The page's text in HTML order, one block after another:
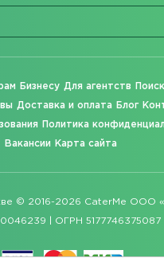
Бизнесу Для агентств
Доставка и оплата Блог
Политика
Вакансии Карта сайта
© 2016-2026 CaterMe ООО
| ОГРН 5177746375087